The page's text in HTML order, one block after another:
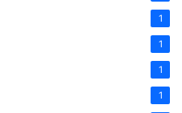
1
1
1
1